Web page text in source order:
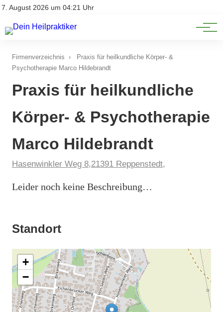
7. August 2026 um 04:21 Uhr
Impressum
Natürliche Medizin
Heilpflanzen & Kräuterkunde
Firmenverzeichnis ›
Praxis für heilkundliche Körper- &
Psychotherapie Marco Hildebrandt
Praxis für heilkundliche
Körper- & Psychotherapie
Marco Hildebrandt
Hasenwinkler Weg 8,21391 Reppenstedt,
Leider noch keine Beschreibung…
Standort
+
−